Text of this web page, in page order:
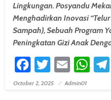
Lingkungan. Posyandu Mekar
Menghadirkan Inovasi
Sampah), Sebuah Program
Peningkatan Gizi Anak
Facebook
Twitter
Email
Posted On
October 2, 2025 Admin01